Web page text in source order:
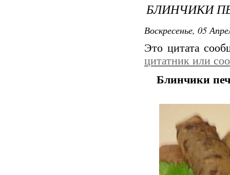
БЛИНЧИКИ
Воскресенье, 05
Это цитата
цитатник или
Блинчики